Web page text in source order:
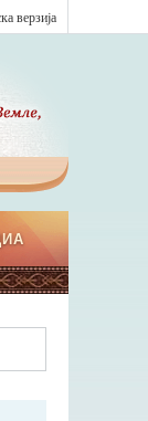
верзиjа